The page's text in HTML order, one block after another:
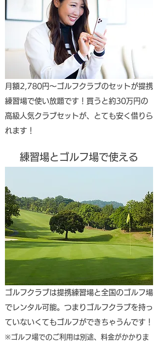
​月額2,780円〜ゴルフクラブのセットが提携
練習場で使い放題です！買うと約30万円の
高級人気クラブセットが、とても安く借りら
れます！
​練習場とゴルフ場で使える
​ゴルフクラブは提携練習場と全国のゴルフ場
でレンタル可能。つまりゴルフクラブを持っ
ていないくてもゴルフができちゃうんです！
※ゴルフ場でのご利用は別途、料金がかかりま